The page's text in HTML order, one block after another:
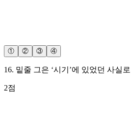
① ② ③ ④
16. 밑줄 그은 ‘시기’에 있었던 사실
2점